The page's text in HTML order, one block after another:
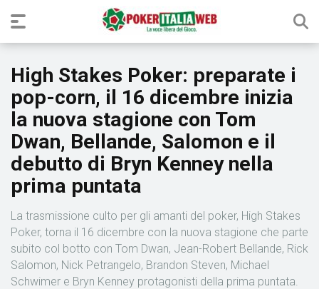
High Stakes Poker: preparate i
pop-corn, il 16 dicembre inizia
la nuova stagione con Tom
Dwan, Bellande, Salomon e il
debutto di Bryn Kenney nella
prima puntata
La trasmissione culto per gli amanti del poker, High Stakes
Poker, torna il 16 dicembre con la nuova stagione che parte
subito col botto con Tom Dwan, Jean-Robert Bellande, Rick
Salomon, Nick Petrangelo, Brandon Steven, Michael
Schwimer e Bryn Kenney protagonisti della prima puntata.